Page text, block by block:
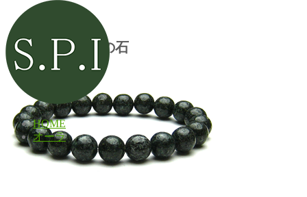
HOME
オーラ
ストーンヘンジの石